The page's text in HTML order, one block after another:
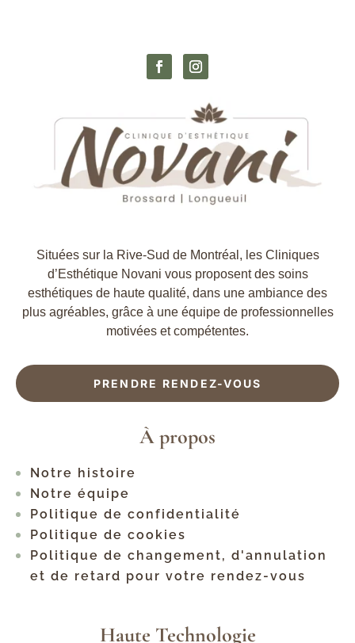
Situées sur la Rive-Sud de Montréal, les Cliniques
d’Esthétique Novani vous proposent des soins
esthétiques de haute qualité, dans une ambiance des
plus agréables, grâce à une équipe de professionnelles
motivées et compétentes.
PRENDRE RENDEZ-VOUS
À propos
Notre histoire
Notre équipe
Politique de confidentialité
Politique de cookies
Politique de changement, d'annulation
et de retard pour votre rendez-vous
Haute Technologie